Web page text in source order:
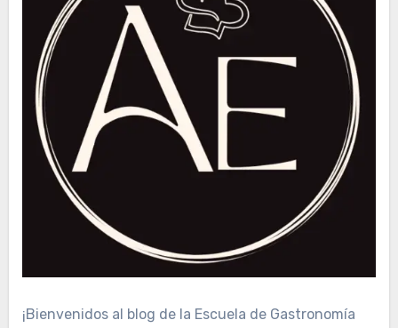
¡Bienvenidos al blog de la Escuela de Gastronomía